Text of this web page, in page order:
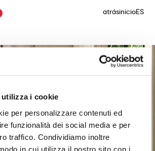
i cookie
per personalizzare contenuti ed
funzionalità dei social media e per
traffico. Condividiamo inoltre
in cui utilizza il nostro sito con i
atrásinicioES